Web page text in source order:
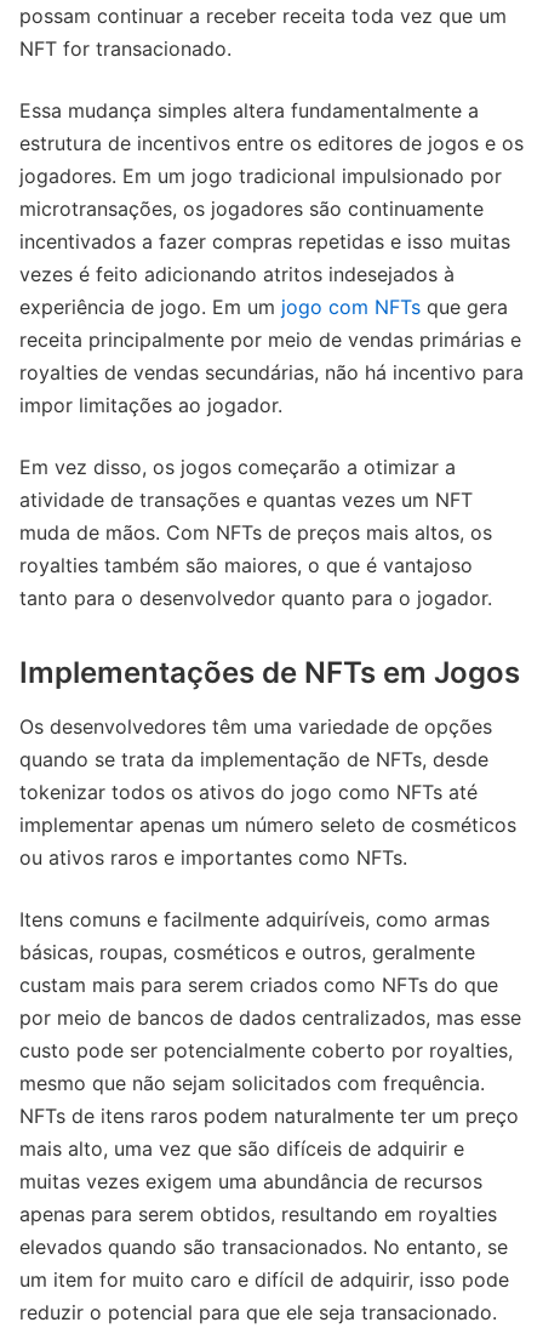
possam continuar a receber receita toda vez que um
NFT for transacionado.
Essa mudança simples altera fundamentalmente a
estrutura de incentivos entre os editores de jogos e os
jogadores. Em um jogo tradicional impulsionado por
microtransações, os jogadores são continuamente
incentivados a fazer compras repetidas e isso muitas
vezes é feito adicionando atritos indesejados à
experiência de jogo. Em um jogo com NFTs que gera
receita principalmente por meio de vendas primárias e
royalties de vendas secundárias, não há incentivo para
impor limitações ao jogador.
Em vez disso, os jogos começarão a otimizar a
atividade de transações e quantas vezes um NFT
muda de mãos. Com NFTs de preços mais altos, os
royalties também são maiores, o que é vantajoso
tanto para o desenvolvedor quanto para o jogador.
Implementações de NFTs em Jogos
Os desenvolvedores têm uma variedade de opções
quando se trata da implementação de NFTs, desde
tokenizar todos os ativos do jogo como NFTs até
implementar apenas um número seleto de cosméticos
ou ativos raros e importantes como NFTs.
Itens comuns e facilmente adquiríveis, como armas
básicas, roupas, cosméticos e outros, geralmente
custam mais para serem criados como NFTs do que
por meio de bancos de dados centralizados, mas esse
custo pode ser potencialmente coberto por royalties,
mesmo que não sejam solicitados com frequência.
NFTs de itens raros podem naturalmente ter um preço
mais alto, uma vez que são difíceis de adquirir e
muitas vezes exigem uma abundância de recursos
apenas para serem obtidos, resultando em royalties
elevados quando são transacionados. No entanto, se
um item for muito caro e difícil de adquirir, isso pode
reduzir o potencial para que ele seja transacionado.